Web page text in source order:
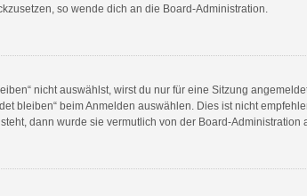
so wende dich an die Board-Administration.
nicht auswählst, wirst du nur für eine Sitzung
bleiben“ beim Anmelden auswählen. Dies ist nicht
dann wurde sie vermutlich von der Board-Administration